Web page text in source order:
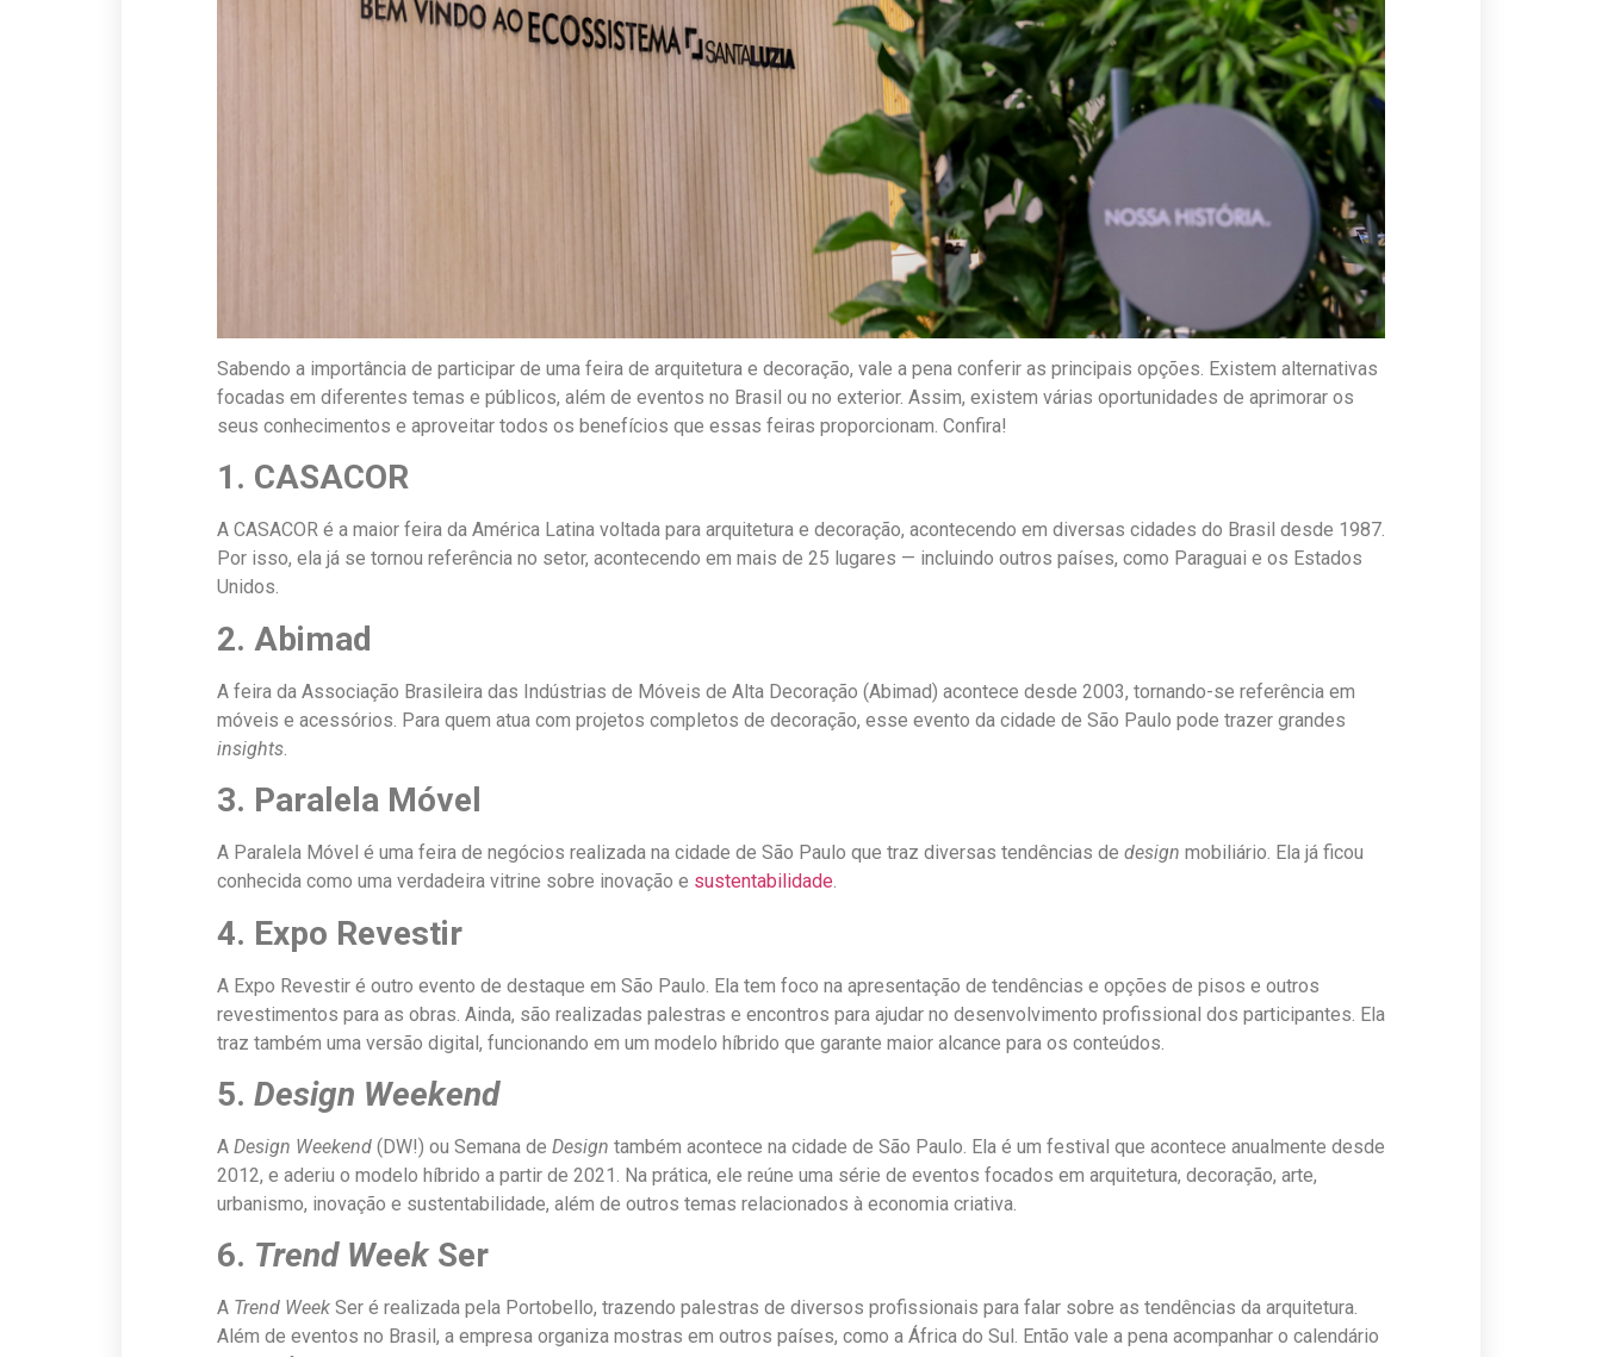
Sabendo a importância de participar de uma feira de arquitetura e decoração, vale a pena conferir as principais opções. Existem alternativas
focadas em diferentes temas e públicos, além de eventos no Brasil ou no exterior. Assim, existem várias oportunidades de aprimorar os
seus conhecimentos e aproveitar todos os benefícios que essas feiras proporcionam. Confira!
1. CASACOR
A CASACOR é a maior feira da América Latina voltada para arquitetura e decoração, acontecendo em diversas cidades do Brasil desde 1987.
Por isso, ela já se tornou referência no setor, acontecendo em mais de 25 lugares — incluindo outros países, como Paraguai e os Estados
Unidos.
2. Abimad
A feira da Associação Brasileira das Indústrias de Móveis de Alta Decoração (Abimad) acontece desde 2003, tornando-se referência em
móveis e acessórios. Para quem atua com projetos completos de decoração, esse evento da cidade de São Paulo pode trazer grandes
insights.
3. Paralela Móvel
A Paralela Móvel é uma feira de negócios realizada na cidade de São Paulo que traz diversas tendências de design mobiliário. Ela já ficou
conhecida como uma verdadeira vitrine sobre inovação e sustentabilidade.
4. Expo Revestir
A Expo Revestir é outro evento de destaque em São Paulo. Ela tem foco na apresentação de tendências e opções de pisos e outros
revestimentos para as obras. Ainda, são realizadas palestras e encontros para ajudar no desenvolvimento profissional dos participantes. Ela
traz também uma versão digital, funcionando em um modelo híbrido que garante maior alcance para os conteúdos.
5. Design Weekend
A Design Weekend (DW!) ou Semana de Design também acontece na cidade de São Paulo. Ela é um festival que acontece anualmente desde
2012, e aderiu o modelo híbrido a partir de 2021. Na prática, ele reúne uma série de eventos focados em arquitetura, decoração, arte,
urbanismo, inovação e sustentabilidade, além de outros temas relacionados à economia criativa.
6. Trend WeekSer
A Trend Week Ser é realizada pela Portobello, trazendo palestras de diversos profissionais para falar sobre as tendências da arquitetura.
Além de eventos no Brasil, a empresa organiza mostras em outros países, como a África do Sul. Então vale a pena acompanhar o calendário